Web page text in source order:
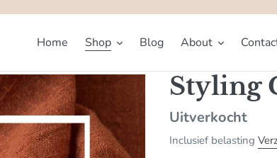
Home Shop Blog About
Styling
Beschikbaarheid
Uitverkocht
Inclusief belasting